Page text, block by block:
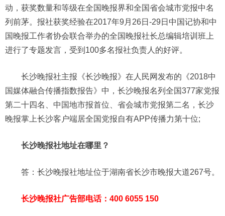
动，获奖数量和等级在全国晚报界和全国省会城市党报中名
列前茅。报社获奖经验在2017年9月26日-29日中国记协和中
国晚报工作者协会联合举办的全国晚报社长总编辑培训班上
进行了专题发言，受到100多名报社负责人的好评。
长沙晚报社主报《长沙晚报》在人民网发布的《2018中
国媒体融合传播指数报告》中，长沙晚报名列全国377家党报
第二十四名、中国地市报首位、省会城市党报第二名，长沙
晚报掌上长沙客户端居全国党报自有APP传播力第十位;
长沙晚报社地址在哪里？
答：长沙晚报社地址位于湖南省长沙市晚报大道267号。
长沙晚报社广告部电话：400 6055 150